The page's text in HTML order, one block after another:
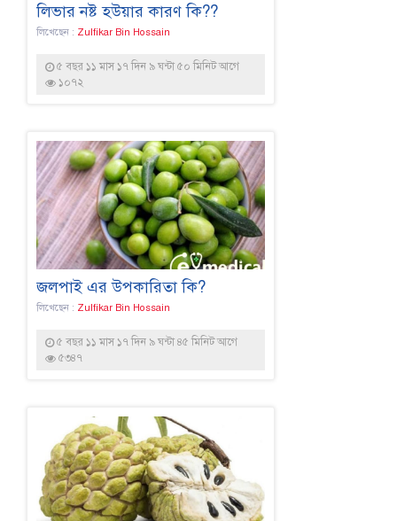
লিভার নষ্ট হউয়ার কারণ কি??
লিখেছেন : Zulfikar Bin Hossain
৫ বছর ১১ মাস ১৭ দিন ৯ ঘন্টা ৫০ মিনিট আগে
১০৭২
জলপাই এর উপকারিতা কি?
লিখেছেন : Zulfikar Bin Hossain
৫ বছর ১১ মাস ১৭ দিন ৯ ঘন্টা ৪৫ মিনিট আগে
৫৩৪৭